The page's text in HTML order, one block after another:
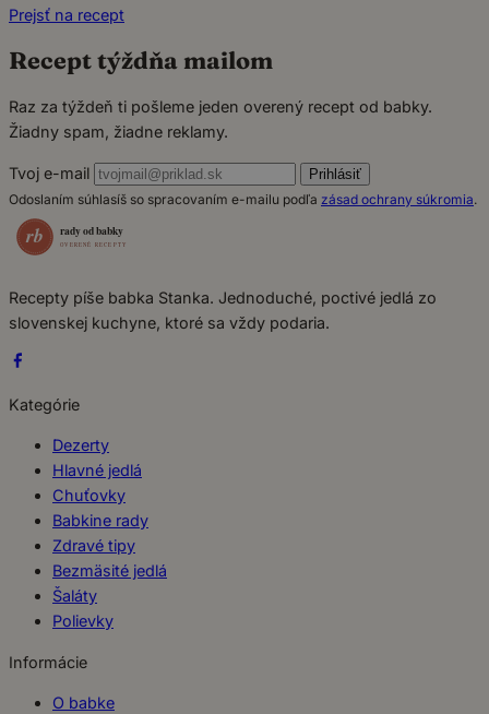
Prejsť na recept
Recept týždňa mailom
Raz za týždeň ti pošleme jeden overený recept od babky.
Žiadny spam, žiadne reklamy.
Tvoj e-mail
Prihlásiť
Odoslaním súhlasíš so spracovaním e-mailu podľa zásad ochrany súkromia.
Recepty píše babka Stanka. Jednoduché, poctivé jedlá zo
slovenskej kuchyne, ktoré sa vždy podaria.
Kategórie
Dezerty
Hlavné jedlá
Chuťovky
Babkine rady
Zdravé tipy
Bezmäsité jedlá
Šaláty
Polievky
Informácie
O babke